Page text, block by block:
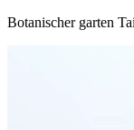
Botanischer garten